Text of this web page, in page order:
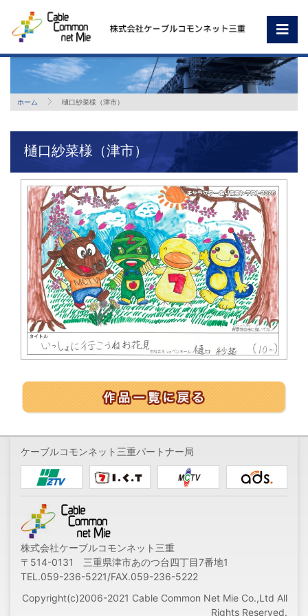
ホーム 樋口紗菜様（津市）
樋口紗菜様（津市）
ケーブルコモンネット三重パートナー局
株式会社ケーブルコモンネット三重
〒514-0131 三重県津市あのつ台四丁目7番地1
TEL.059-236-5221/FAX.059-236-5222
Copyright(c)2006-2021 Cable Common Net Mie Co.,Ltd All
Rights Reserved.